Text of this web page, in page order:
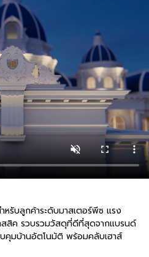
รับลูกค้าระดับมาสเตอร์พีซ แรง
สิค รวบรวมวัสดุที่ดีที่สุดจากแบรนด์
คุมบ้านอัตโนมัติ พร้อมคลับเฮาส์